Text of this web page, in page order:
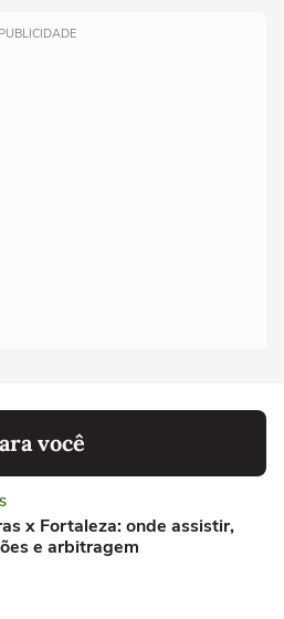
PUBLICIDADE
você
x Fortaleza: onde assistir,
e arbitragem